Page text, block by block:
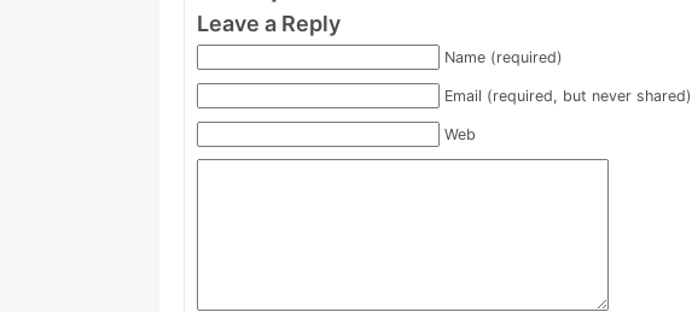
Leave a Reply
Name (required)
Email (required, but never shared)
Web